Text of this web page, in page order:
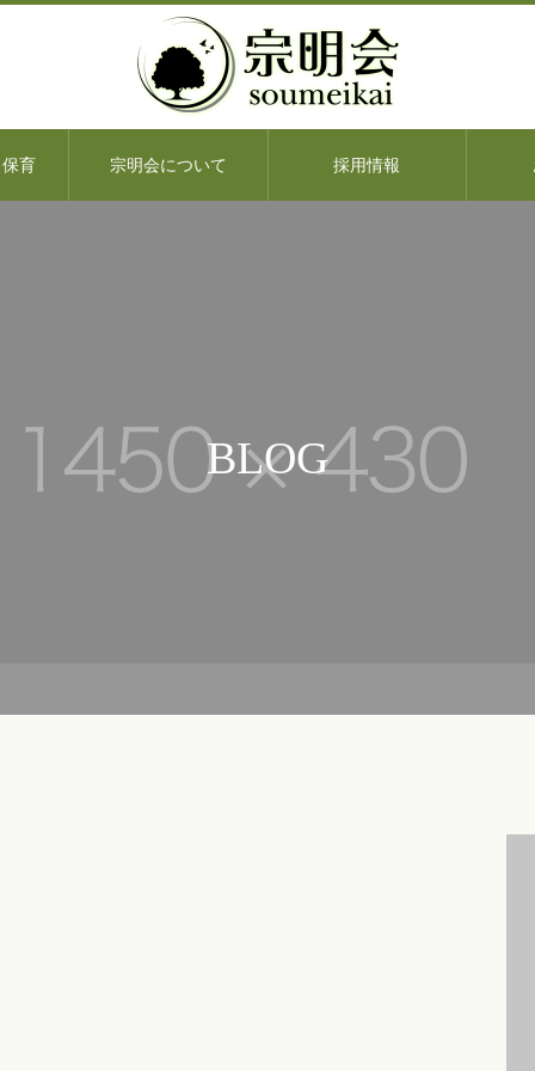
育 宗明会について 採用情報
BLOG